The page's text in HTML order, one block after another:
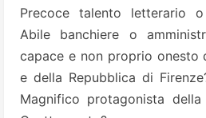
Precoce talento letterario
Abile banchiere o
capace e non proprio onesto
e della Repubblica di
Magnifico protagonista